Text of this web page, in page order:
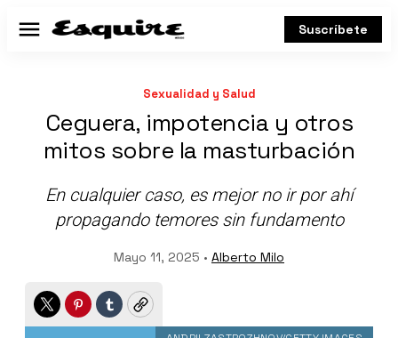
Menú Suscríbete
Sexualidad y Salud
Ceguera, impotencia y otros
mitos sobre la masturbación
En cualquier caso, es mejor no ir por ahí
propagando temores sin fundamento
Mayo 11, 2025 • Alberto Milo
TwitterPinterest
TumblrCopy